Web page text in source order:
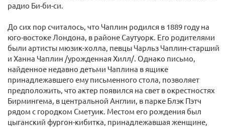
радио Би-би-си.
До сих пор считалось, что Чаплин родился в 1889 году на
юго-востоке Лондона, в районе Саутуорк. Его родителями
были артисты мюзик-холла, певцы Чарльз Чаплин-старший
и Ханна Чаплин /урожденная Хилл/. Однако письмо,
найденное недавно детьми Чаплина в ящике
принадлежавшего ему письменного стола, позволяет
предположить, что актер появился на свет в окрестностях
Бирмингема, в центральной Англии, в парке Блэк Пэтч
рядом с городком Сметуик. Местом его рождения был
цыганский фургон-кибитка, принадлежавшая женщине,